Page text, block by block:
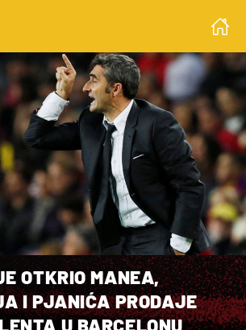
OTKRIO MANEA,
I PJANIĆA PRODAJE
U BARCELONU